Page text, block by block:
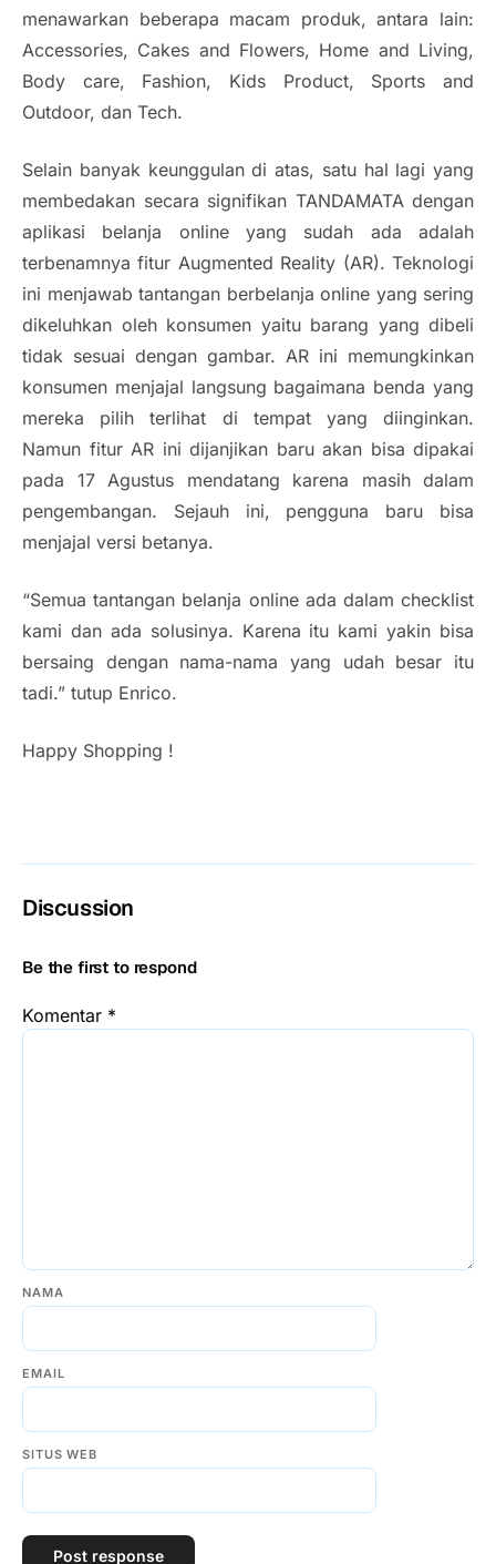
menawarkan beberapa macam produk, antara lain:
Accessories, Cakes and Flowers, Home and Living,
Body care, Fashion, Kids Product, Sports and
Outdoor, dan Tech.
Selain banyak keunggulan di atas, satu hal lagi yang
membedakan secara signifikan TANDAMATA dengan
aplikasi belanja online yang sudah ada adalah
terbenamnya fitur Augmented Reality (AR). Teknologi
ini menjawab tantangan berbelanja online yang sering
dikeluhkan oleh konsumen yaitu barang yang dibeli
tidak sesuai dengan gambar. AR ini memungkinkan
konsumen menjajal langsung bagaimana benda yang
mereka pilih terlihat di tempat yang diinginkan.
Namun fitur AR ini dijanjikan baru akan bisa dipakai
pada 17 Agustus mendatang karena masih dalam
pengembangan. Sejauh ini, pengguna baru bisa
menjajal versi betanya.
“Semua tantangan belanja online ada dalam checklist
kami dan ada solusinya. Karena itu kami yakin bisa
bersaing dengan nama-nama yang udah besar itu
tadi.” tutup Enrico.
Happy Shopping !
Discussion
Be the first to respond
Komentar *
NAMA
EMAIL
SITUS WEB